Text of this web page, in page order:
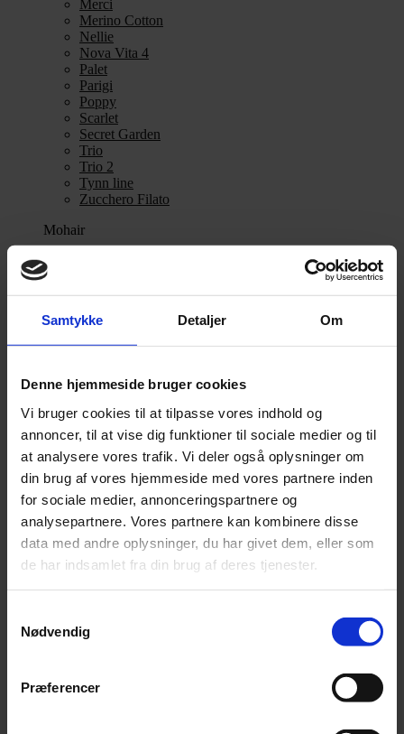
Samtykke Detaljer Om
Denne hjemmeside bruger cookies
Vi bruger cookies til at tilpasse vores indhold og
annoncer, til at vise dig funktioner til sociale medier og til
at analysere vores trafik. Vi deler også oplysninger om
din brug af vores hjemmeside med vores partnere inden
for sociale medier, annonceringspartnere og
analysepartnere. Vores partnere kan kombinere disse
data med andre oplysninger, du har givet dem, eller som
de har indsamlet fra din brug af deres tjenester.
Nødvendig
Præferencer
Merci
Merino Cotton
Nellie
Nova Vita 4
Palet
Parigi
Poppy
Scarlet
Secret Garden
Trio
Trio 2
Tynn line
Zucchero Filato
Mohair
Bella
Desiderio
Filnovo
Silk Mohair
Tynn Silk Mohair
Se alle Mohair
angora
Bella
Bella Color
Desiderio
Filnovo
Mulberry Silk
Leonora
Silk Mohair
Alpaka
Alpaca 1